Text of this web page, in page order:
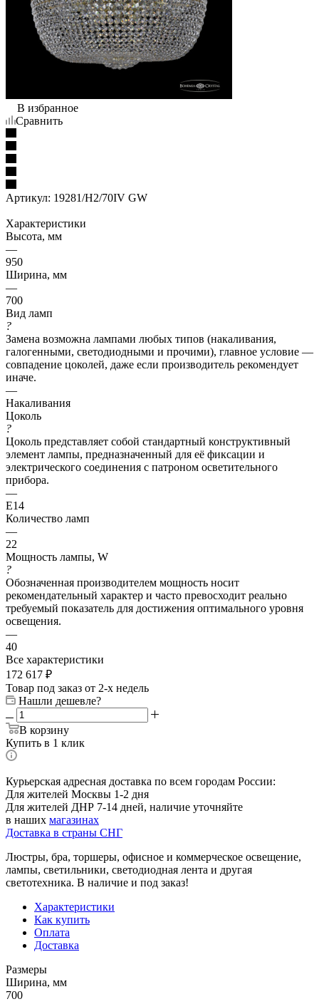
В избранное
Сравнить
Артикул: 19281/H2/70IV GW
Характеристики
Высота, мм
—
950
Ширина, мм
—
700
Вид ламп
?
Замена возможна лампами любых типов (накаливания,
галогенными, светодиодными и прочими), главное условие —
совпадение цоколей, даже если производитель рекомендует
иначе.
—
Накаливания
Цоколь
?
Цоколь представляет собой стандартный конструктивный
элемент лампы, предназначенный для её фиксации и
электрического соединения с патроном осветительного
прибора.
—
E14
Количество ламп
—
22
Мощность лампы, W
?
Обозначенная производителем мощность носит
рекомендательный характер и часто превосходит реально
требуемый показатель для достижения оптимального уровня
освещения.
—
40
Все характеристики
172 617 ₽
Товар под заказ от 2-х недель
Нашли дешевле?
В корзину
Купить в 1 клик
Курьерская адресная доставка по всем городам России:
Для жителей Москвы 1-2 дня
Для жителей ДНР 7-14 дней, наличие уточняйте
в наших магазинах
Доставка в страны СНГ
Люстры, бра, торшеры, офисное и коммерческое освещение,
лампы, светильники, светодиодная лента и другая
светотехника. В наличие и под заказ!
Характеристики
Как купить
Оплата
Доставка
Размеры
Ширина, мм
700